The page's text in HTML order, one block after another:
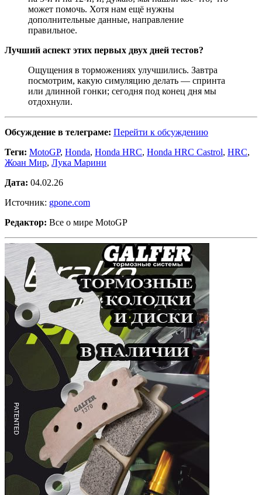
может помочь. Хотя нам ещё нужны
дополнительные данные, направление
правильное.
Лучший аспект этих первых двух дней тестов?
Ощущения в торможениях улучшились. Завтра
посмотрим, какую симуляцию делать — спринта
или длинной гонки; сегодня под конец дня мы
отдохнули.
Обсуждение в телеграме: Перейти к обсуждению
Теги: MotoGP, Honda, Honda HRC, Honda HRC Castrol, HRC,
Жоан Мир, Лука Марини
Дата: 04.02.26
Источник: gpone.com
Редактор: Все о мире MotoGP